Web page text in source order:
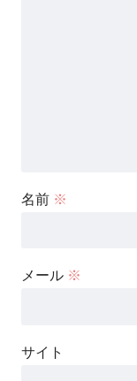
名前 ※
メール ※
サイト